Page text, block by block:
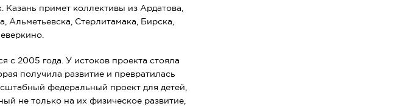
примет коллективы из Ардатова,
Альметьевска, Стерлитамака, Бирска,
с 2005 года. У истоков проекта стояла
получила развитие и превратилась
федеральный проект для детей,
не только на их физическое развитие,